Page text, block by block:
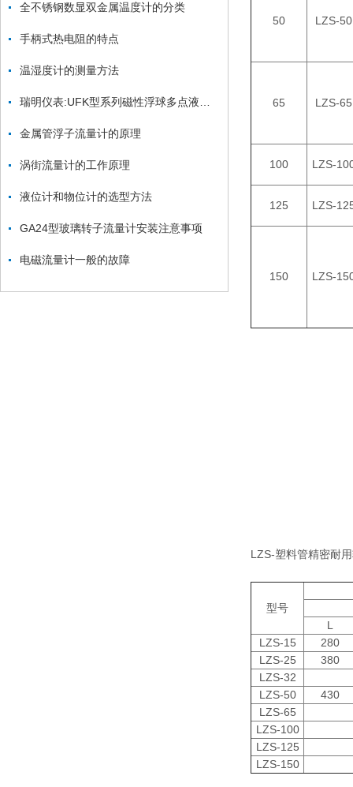
全不锈钢数显双金属温度计的分类
手柄式热电阻的特点
温湿度计的测量方法
金属管浮子流量计的原理
涡街流量计的工作原理
液位计和物位计的选型方法
GA24型玻璃转子流量计安装注意事项
电磁流量计一般的故障
50 LZS-50
65 LZS-65
100 LZS-
125 LZS-
150 LZS-
LZS-塑料管精密耐
型号
L
LZS-15
280
LZS-25
380
LZS-32
LZS-50
430
LZS-65
LZS-100
LZS-125
LZS-150